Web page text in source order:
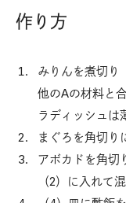
作り方
みりんを煮切り
他のAの材料と
ラディッシュは
まぐろを角切り
アボカドを角切
（2）に入れて